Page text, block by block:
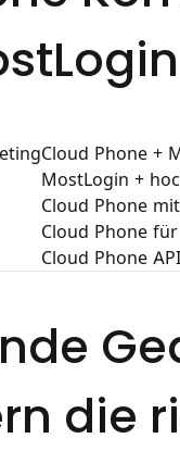
Cloud Phone +
MostLogin +
Cloud Phone
Cloud Phone
Cloud Phone
die